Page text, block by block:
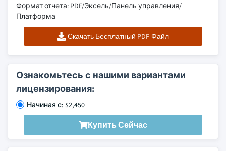
Формат отчета: PDF/Эксель/Панель управления/
Платформа
Скачать Бесплатный PDF-Файл
Ознакомьтесь с нашими вариантами
лицензирования:
Начиная с: $2,450
Купить Сейчас